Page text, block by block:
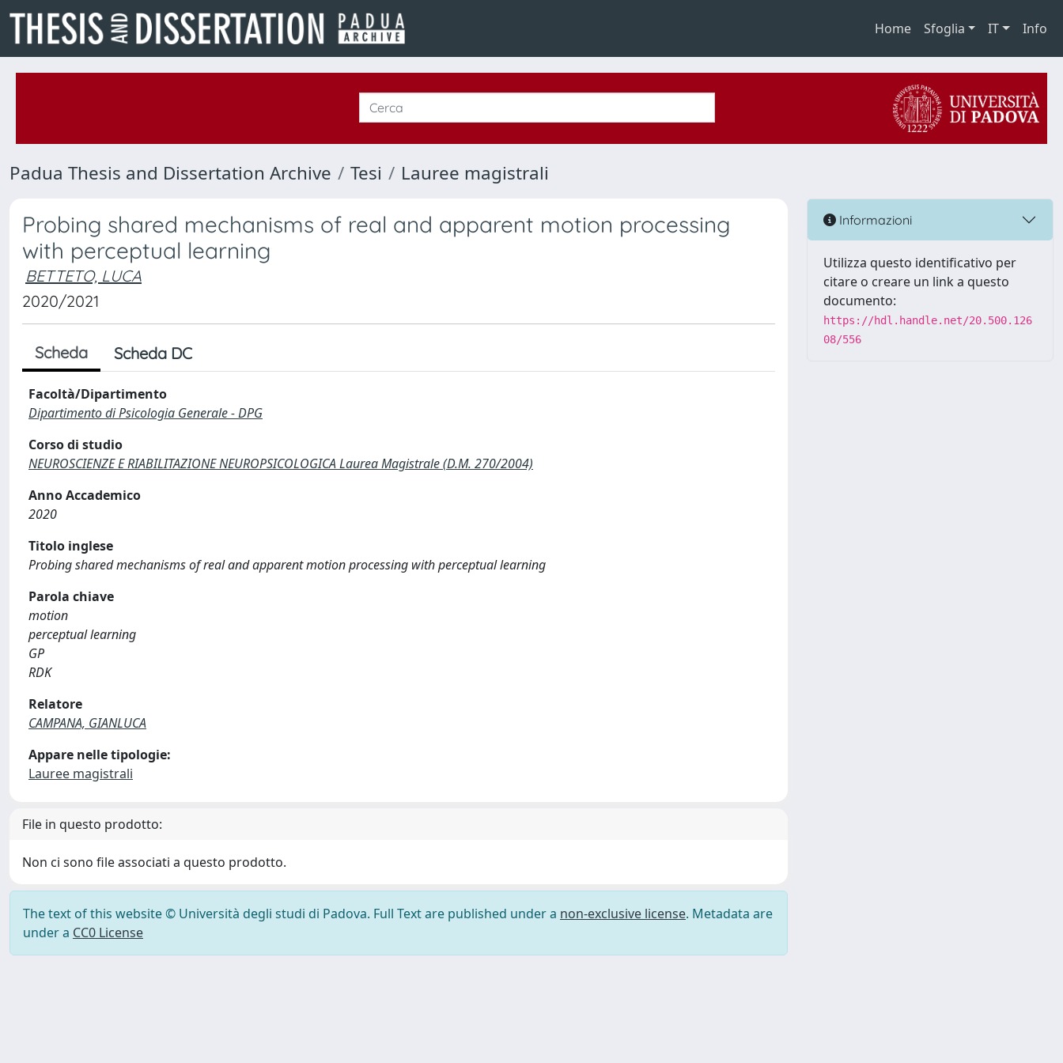
Home Sfoglia IT Info
Padua Thesis and Dissertation Archive Tesi Lauree magistrali
Probing shared mechanisms of real and apparent motion processing
with perceptual learning
BETTETO, LUCA
2020/2021
Scheda Scheda DC
Facoltà/Dipartimento
Dipartimento di Psicologia Generale - DPG
Corso di studio
NEUROSCIENZE E RIABILITAZIONE NEUROPSICOLOGICA Laurea Magistrale (D.M. 270/2004)
Anno Accademico
2020
Titolo inglese
Probing shared mechanisms of real and apparent motion processing with perceptual learning
Parola chiave
motion
perceptual learning
GP
RDK
Relatore
CAMPANA, GIANLUCA
Appare nelle tipologie:
Lauree magistrali
File in questo prodotto:
Non ci sono file associati a questo prodotto.
The text of this website © Università degli studi di Padova. Full Text are published under a non-exclusive license. Metadata are
under a CC0 License
Informazioni
Utilizza questo identificativo per
citare o creare un link a questo
documento:
https://hdl.handle.net/20.500.126
08/556